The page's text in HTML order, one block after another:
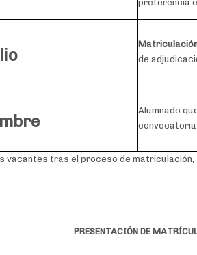
preferencia
de
Alumnado
convocatoria
vacantes tras el proceso de
PRESENTACIÓN DE